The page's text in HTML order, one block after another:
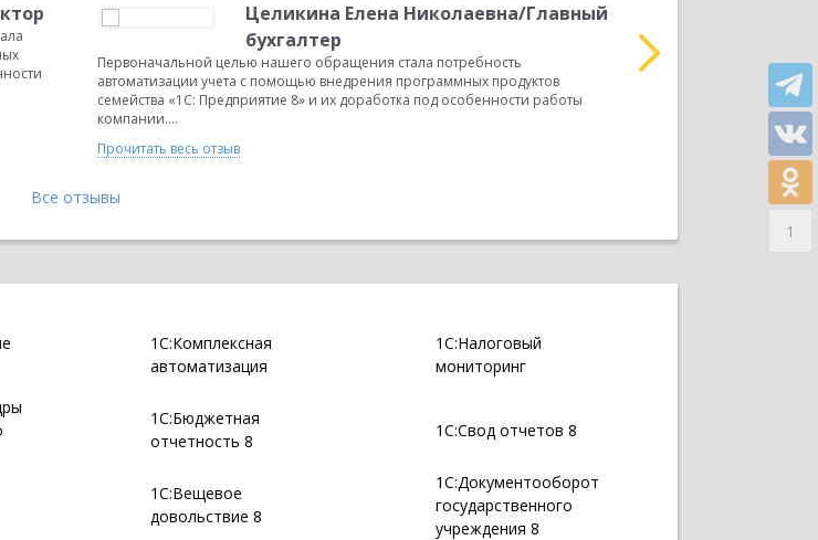
Целикина Елена Николаевна/Главный
бухгалтер
Первоначальной целью нашего обращения стала потребность
автоматизации учета с помощью внедрения программных продуктов
семейства «1С: Предприятие 8» и их доработка под особенности работы
компании....
Прочитать весь отзыв
потребность
продуктов семейства
работы компании....
Прочитать весь отзыв
Все отзывы
1С:Комплексная
автоматизация
1С:Налоговый
мониторинг
1С:Бюджетная
отчетность 8
1С:Свод отчетов 8
1С:Вещевое
довольствие 8
1С:Документооборот
государственного
учреждения 8
1